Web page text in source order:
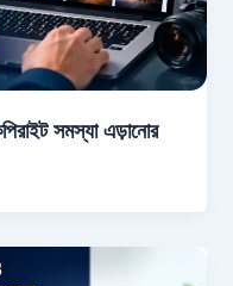
সমস্যা এড়ানোর